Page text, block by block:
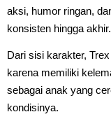
aksi, humor ringan,
konsisten hingga akhir.
Dari sisi karakter,
karena memiliki
sebagai anak yang
kondisinya.